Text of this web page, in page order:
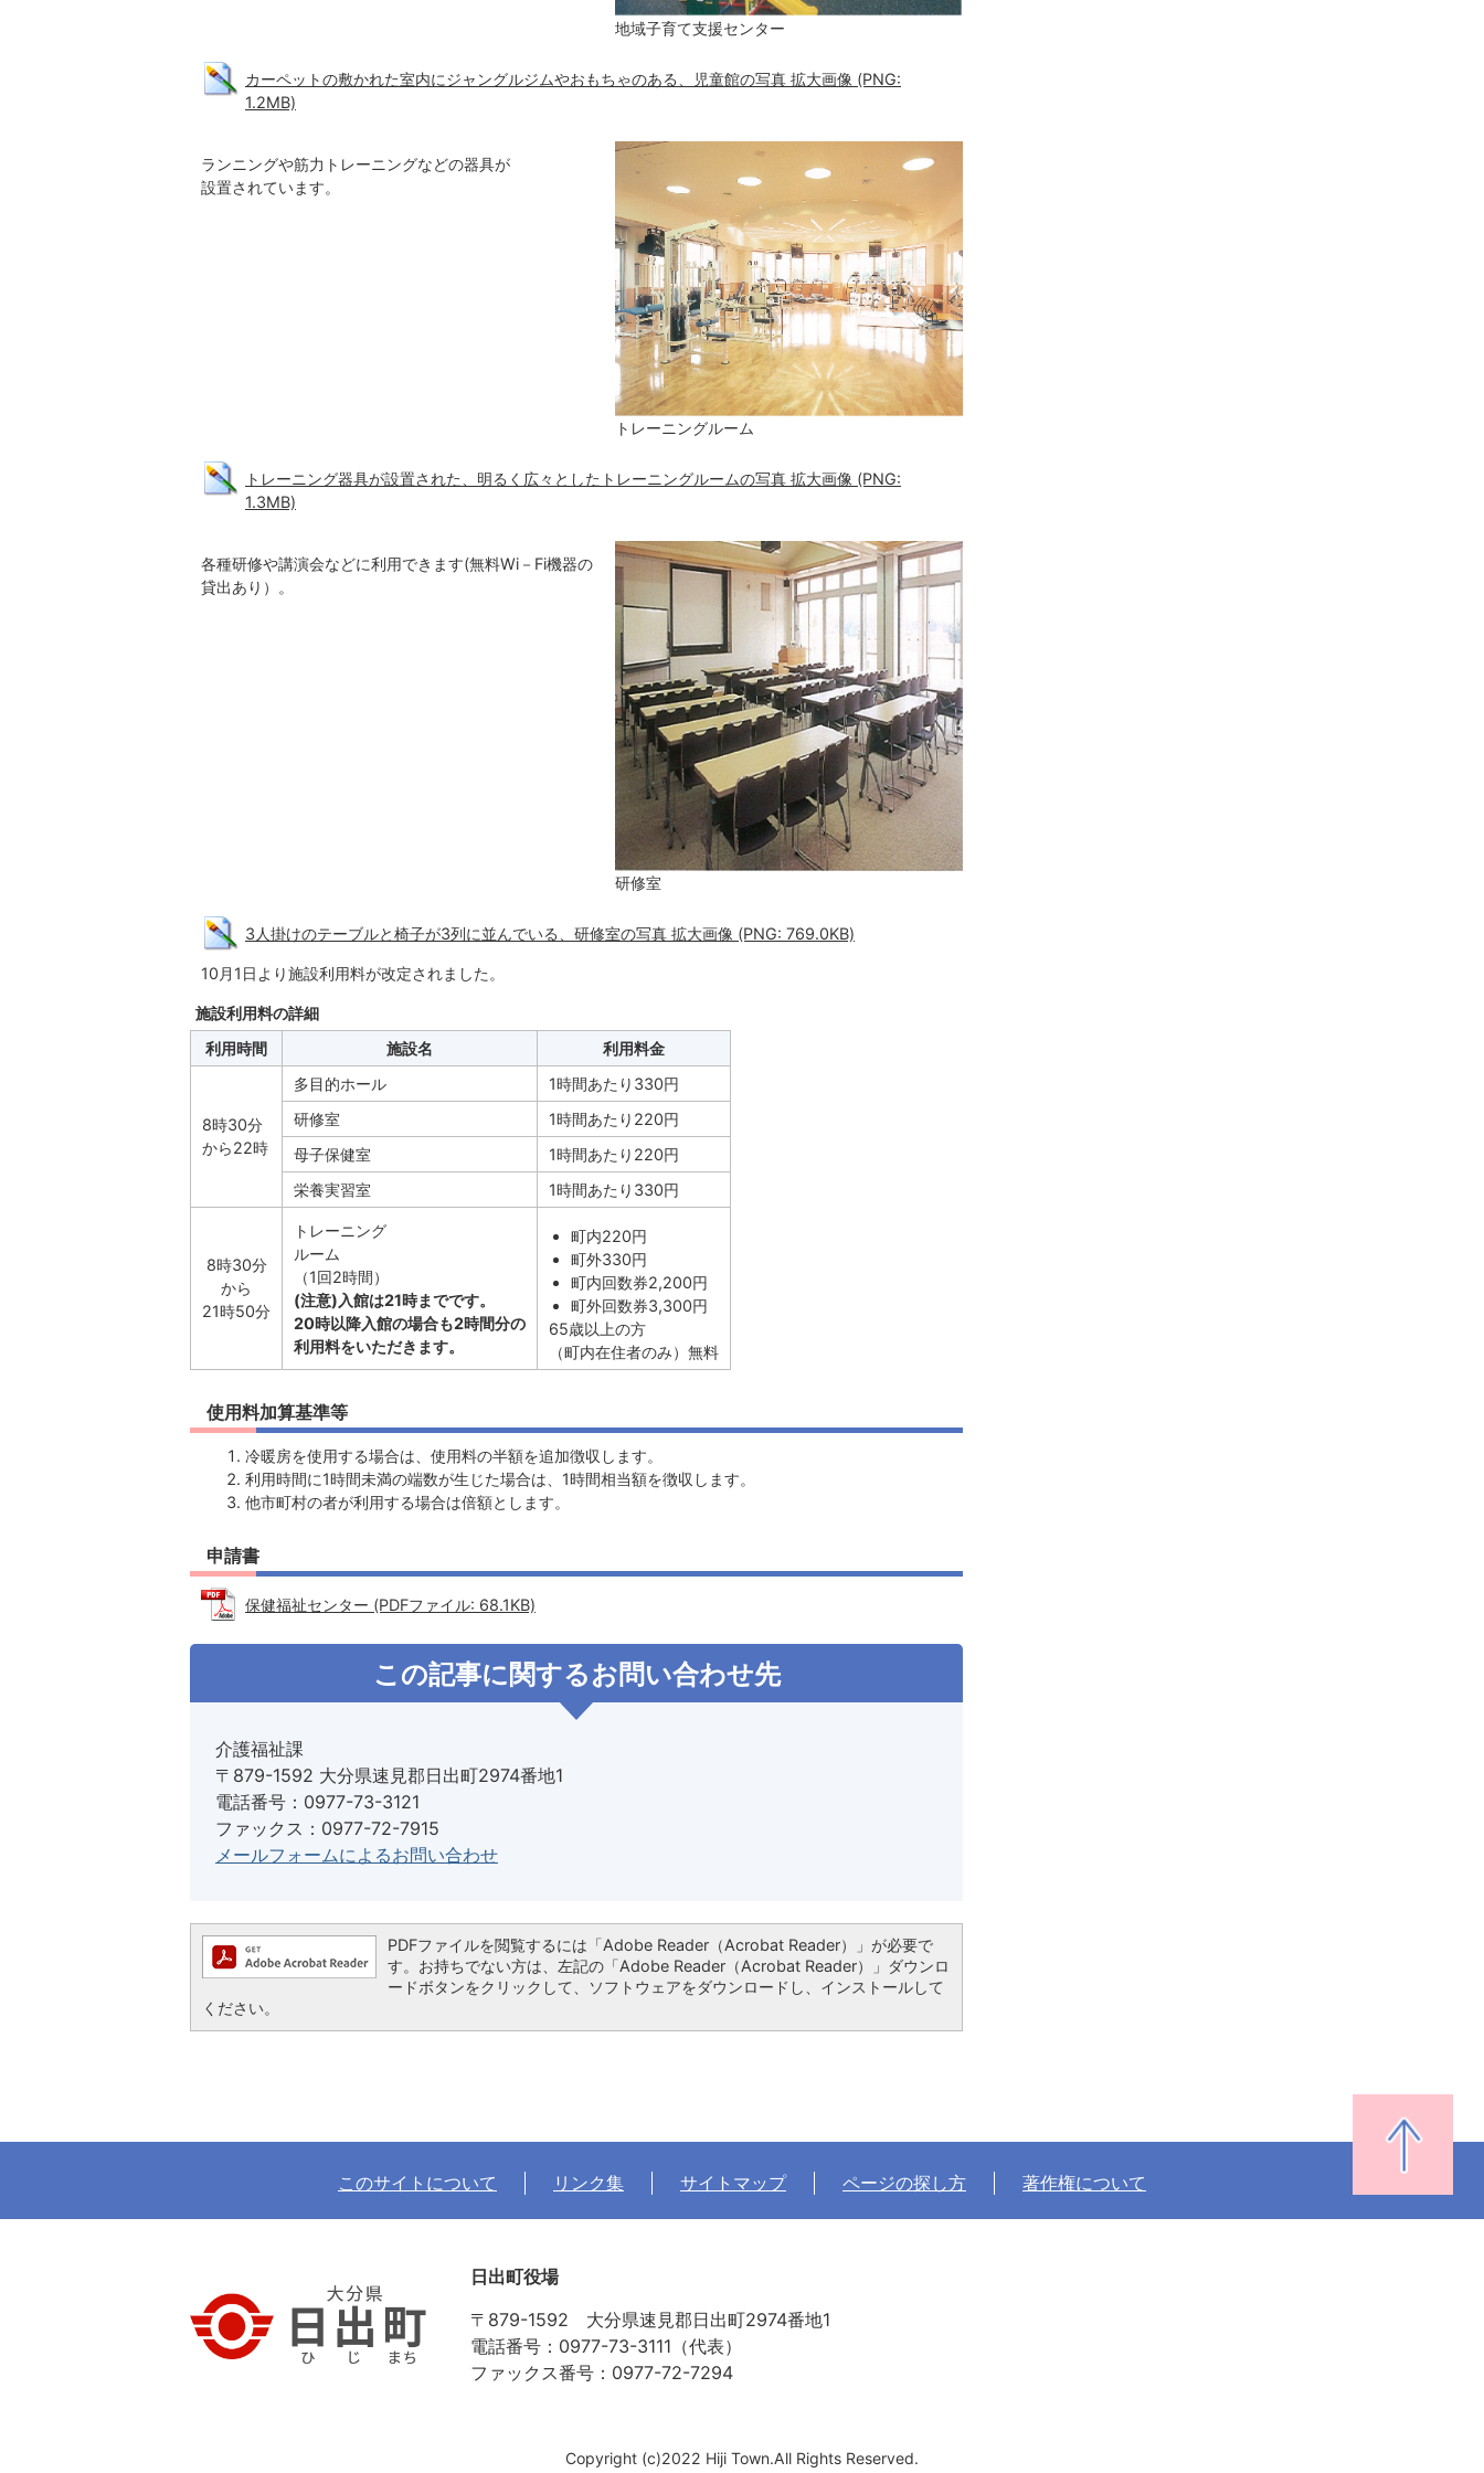
地域子育て支援センター
カーペットの敷かれた室内にジャングルジムやおもちゃのある、児童館の写真 拡大画像 (PNG:
1.2MB)
トレーニングルーム
ランニングや筋力トレーニングなどの器具が
設置されています。
トレーニング器具が設置された、明るく広々としたトレーニングルームの写真 拡大画像 (PNG:
1.3MB)
研修室
各種研修や講演会などに利用できます(無料Wi－Fi機器の
貸出あり）。
3人掛けのテーブルと椅子が3列に並んでいる、研修室の写真 拡大画像 (PNG: 769.0KB)
10月1日より施設利用料が改定されました。
施設利用料の詳細
利用時間
施設名 利用料金
8時30分
から22時
多目的ホール
1時間あたり330円
研修室
1時間あたり220円
母子保健室
1時間あたり220円
栄養実習室
1時間あたり330円
8時30分
から
21時50分
トレーニング
ルーム
（1回2時間）
(注意)入館は21時までです。
20時以降入館の場合も2時間分の
利用料をいただきます。
町内220円
町外330円
町内回数券2,200円
町外回数券3,300円
65歳以上の方
（町内在住者のみ）無料
使用料加算基準等
冷暖房を使用する場合は、使用料の半額を追加徴収します。
利用時間に1時間未満の端数が生じた場合は、1時間相当額を徴収します。
他市町村の者が利用する場合は倍額とします。
申請書
保健福祉センター (PDFファイル: 68.1KB)
この記事に関するお問い合わせ先
介護福祉課
〒879-1592 大分県速見郡日出町2974番地1
電話番号：0977-73-3121
ファックス：0977-72-7915
メールフォームによるお問い合わせ
PDFファイルを閲覧するには「Adobe Reader（Acrobat Reader）」が必要で
す。お持ちでない方は、左記の「Adobe Reader（Acrobat Reader）」ダウンロ
ードボタンをクリックして、ソフトウェアをダウンロードし、インストールして
ください。
このサイトについて リンク集 サイトマップ ページの探し方 著作権について
日出町役場
〒879-1592 大分県速見郡日出町2974番地1
電話番号：0977-73-3111（代表）
ファックス番号：0977-72-7294
Copyright (c)2022 Hiji Town.All Rights Reserved.